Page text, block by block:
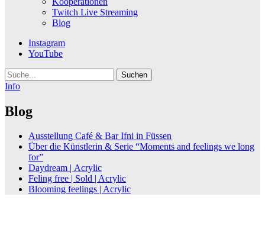
Twitch Live Streaming
Blog
Instagram
YouTube
Suche
Info
Blog
Ausstellung Café & Bar Ifni in Füssen
Über die Künstlerin & Serie “Moments and feelings we long
for”
Daydream | Acrylic
Feling free | Sold | Acrylic
Blooming feelings | Acrylic